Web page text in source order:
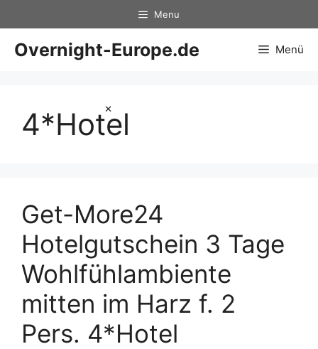
×
Inhalt
springen
Menu
Overnight-Europe.de Menü
4*Hotel
Get-More24
Hotelgutschein 3 Tage
Wohlfühlambiente
mitten im Harz f. 2
Pers. 4*Hotel